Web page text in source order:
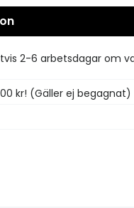
2-6 arbetsdagar om
kr! (Gäller ej begagnat)